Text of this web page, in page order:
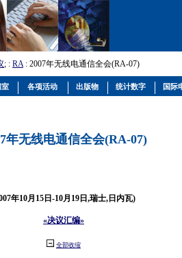
; : RA: 2007年无线电通信全会(RA-07)
年无线电通信全会(RA-07)
年10月15日-10月19日,瑞士,日内瓦)
«决议汇编»
全部收缩
室 各项活动 出版物 统计数字 国际